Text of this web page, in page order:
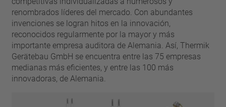
renombrados líderes del mercado. Con abundantes
invenciones se logran hitos en la innovación,
reconocidos regularmente por la mayor y más
importante empresa auditora de Alemania. Así, Thermik
Gerätebau GmbH se encuentra entre las 75 empresas
medianas más eficientes, y entre las 100 más
innovadoras, de Alemania.